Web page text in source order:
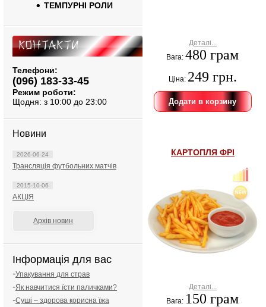
Деталі...
Вага:480 грам
Ціна: 249 грн.
КАРТОПЛЯ ФРІ
Деталі...
Вага: 150 грам
ТЕМПУРНІ РОЛИ
Контакти
Телефони:
(096) 183-33-45
Режим роботи:
Щодня: з 10:00 до 23:00
Новини
2026-06-24
Трансляція футбольних матчів
2015-10-06
АКЦІЯ
Архів новин
Інформація для вас
-Упакування для страв
-Як навчитися їсти паличками?
-Суші – здорова корисна їжа